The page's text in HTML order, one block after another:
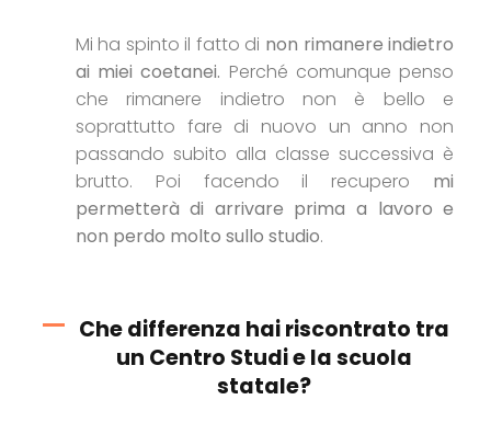
Mi ha spinto il fatto di non rimanere indietro
ai miei coetanei. Perché comunque penso
che rimanere indietro non è bello e
soprattutto fare di nuovo un anno non
passando subito alla classe successiva è
brutto. Poi facendo il recupero mi
permetterà di arrivare prima a lavoro e
non perdo molto sullo studio.
Che differenza hai riscontrato tra
un Centro Studi e la scuola
statale?